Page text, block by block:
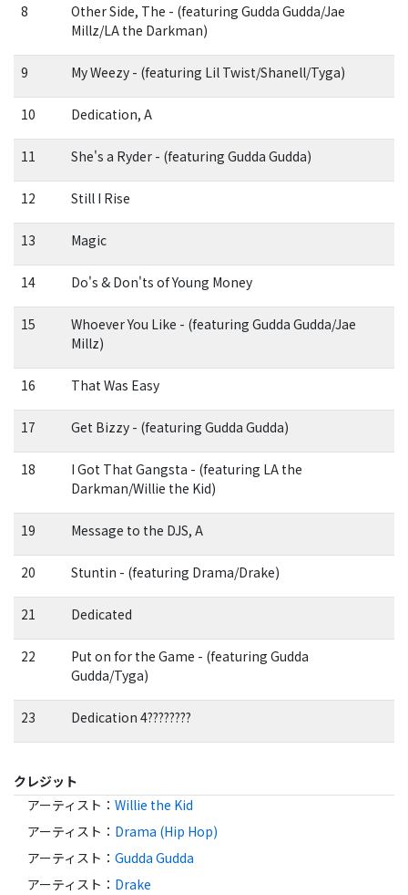
8
Other Side, The - (featuring Gudda Gudda/Jae
Millz/LA the Darkman)
9 My Weezy - (featuring Lil Twist/Shanell/Tyga)
10 Dedication, A
11 She's a Ryder - (featuring Gudda Gudda)
12 Still I Rise
13 Magic
14 Do's & Don'ts of Young Money
15
Whoever You Like - (featuring Gudda Gudda/Jae
Millz)
16 That Was Easy
17 Get Bizzy - (featuring Gudda Gudda)
18
I Got That Gangsta - (featuring LA the
Darkman/Willie the Kid)
19 Message to the DJS, A
20 Stuntin - (featuring Drama/Drake)
21 Dedicated
22
Put on for the Game - (featuring Gudda
Gudda/Tyga)
23 Dedication 4????????
クレジット
アーティスト ： Willie the Kid
アーティスト ： Drama (Hip Hop)
アーティスト ： Gudda Gudda
アーティスト ： Drake